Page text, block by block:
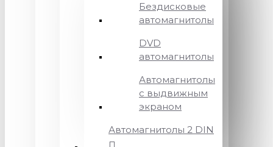
Бездисковые
автомагнитолы
DVD
автомагнитолы
Автомагнитолы
с выдвижным
экраном
Автомагнитолы 2 DIN